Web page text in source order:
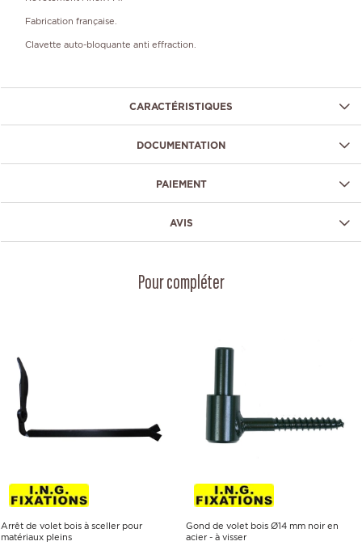
Fabrication française.
Clavette auto-bloquante anti effraction.
CARACTÉRISTIQUES
DOCUMENTATION
PAIEMENT
AVIS
Pour compléter
Arrêt de volet bois à sceller pour
matériaux pleins
Gond de volet bois Ø14 mm noir en
acier - à visser